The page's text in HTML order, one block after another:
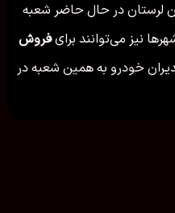
لرستان در حال حاضر شعبه
نیز می‌توانند برایفروش
خودرو به همین شعبه در